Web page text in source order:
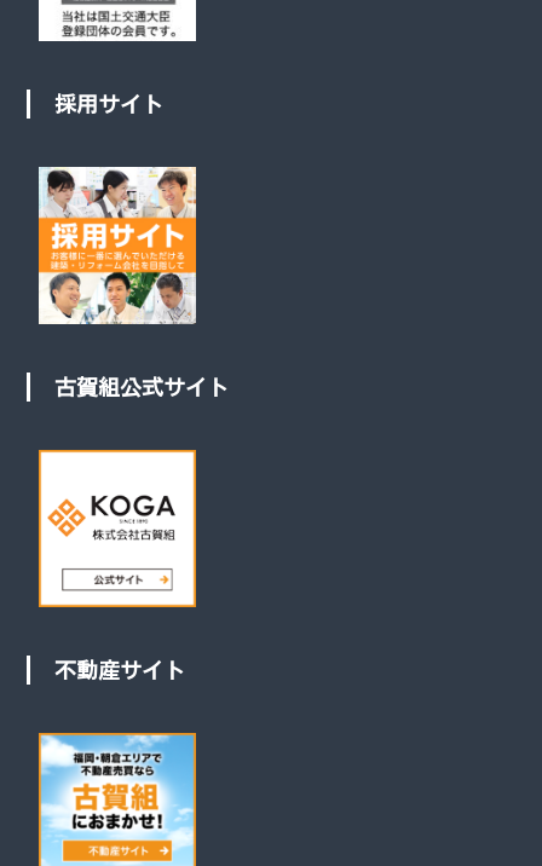
採用サイト
古賀組公式サイト
不動産サイト